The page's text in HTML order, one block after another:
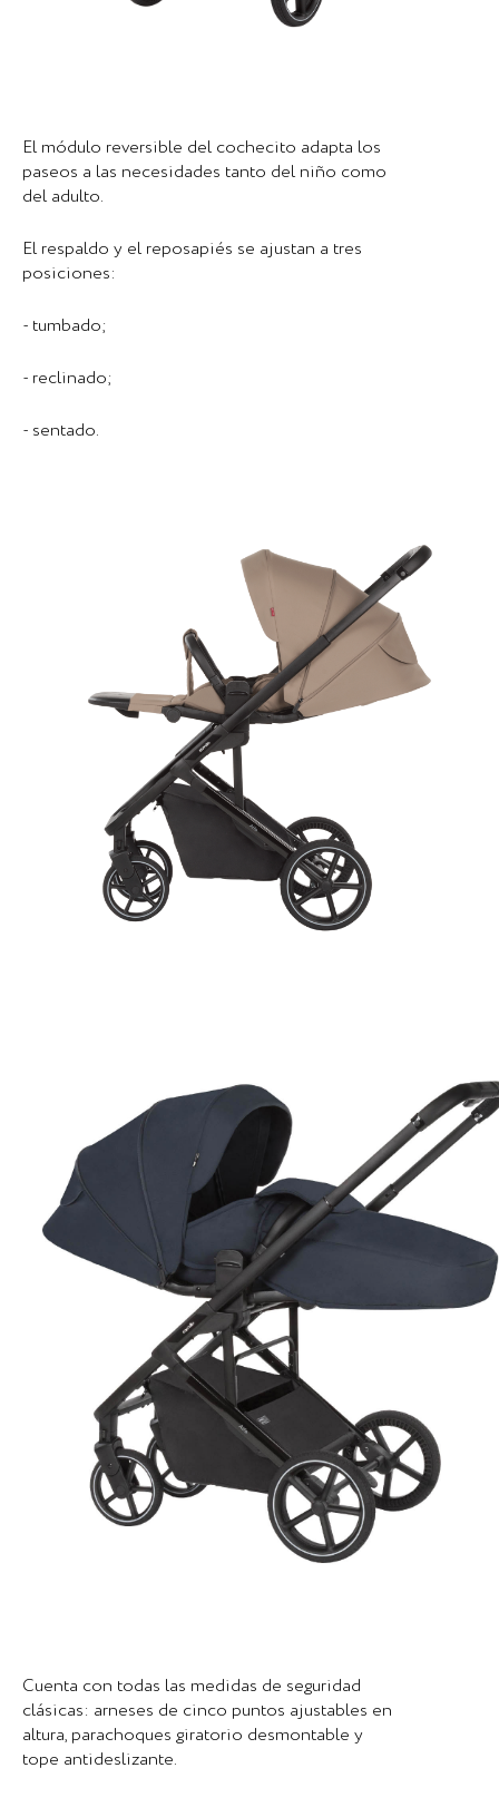
El módulo reversible del cochecito adapta los
paseos a las necesidades tanto del niño como
del adulto.
El respaldo y el reposapiés se ajustan a tres
posiciones:
- tumbado;
- reclinado;
- sentado.
Cuenta con todas las medidas de seguridad
clásicas: arneses de cinco puntos ajustables en
altura, parachoques giratorio desmontable y
tope antideslizante.